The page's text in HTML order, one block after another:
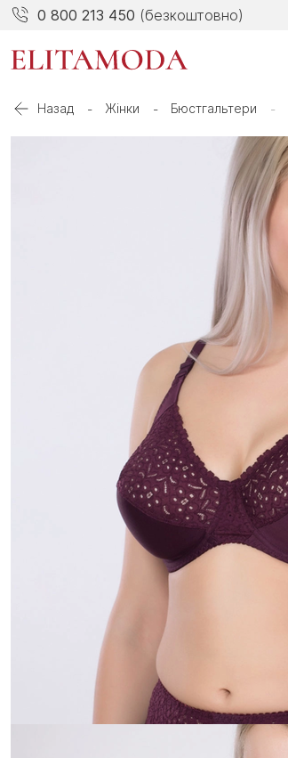
0 800 213 450 (безкоштовно)
Назад Жінки Бюстгальтери